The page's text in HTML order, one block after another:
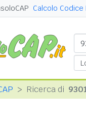
Calcolo Codice
Ricerca di